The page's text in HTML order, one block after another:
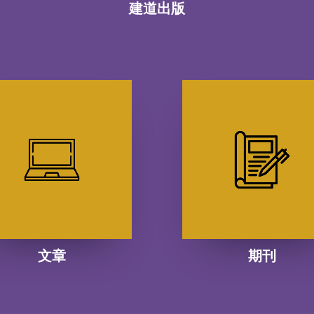
建道出版
文章 期刊